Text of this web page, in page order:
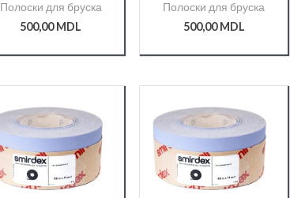
70мм*50м №100
CERAMIC(740)
Полоски для бруска
500,00MDL
70 мм*50 м №120
CERAMIC(740)
Полоски для бруска
500,00MDL